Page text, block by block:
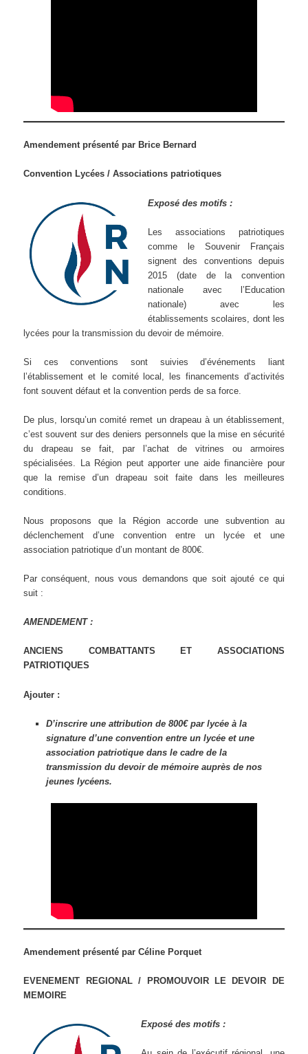
Amendement présenté par Brice Bernard
Convention Lycées / Associations patriotiques
Exposé des motifs :
Les associations patriotiques
comme le Souvenir Français
signent des conventions depuis
2015 (date de la convention
nationale avec l’Education
nationale) avec les
établissements scolaires, dont les
lycées pour la transmission du devoir de mémoire.
Si ces conventions sont suivies d’événements liant
l’établissement et le comité local, les financements d’activités
font souvent défaut et la convention perds de sa force.
De plus, lorsqu’un comité remet un drapeau à un établissement,
c’est souvent sur des deniers personnels que la mise en sécurité
du drapeau se fait, par l’achat de vitrines ou armoires
spécialisées. La Région peut apporter une aide financière pour
que la remise d’un drapeau soit faite dans les meilleures
conditions.
Nous proposons que la Région accorde une subvention au
déclenchement d’une convention entre un lycée et une
association patriotique d’un montant de 800€.
Par conséquent, nous vous demandons que soit ajouté ce qui
suit :
AMENDEMENT :
ANCIENS COMBATTANTS ET ASSOCIATIONS
PATRIOTIQUES
Ajouter :
D’inscrire une attribution de 800€ par lycée à la
signature d’une convention entre un lycée et une
association patriotique dans le cadre de la
transmission du devoir de mémoire auprès de nos
jeunes lycéens.
Amendement présenté par Céline Porquet
EVENEMENT REGIONAL / PROMOUVOIR LE DEVOIR DE
MEMOIRE
Exposé des motifs :